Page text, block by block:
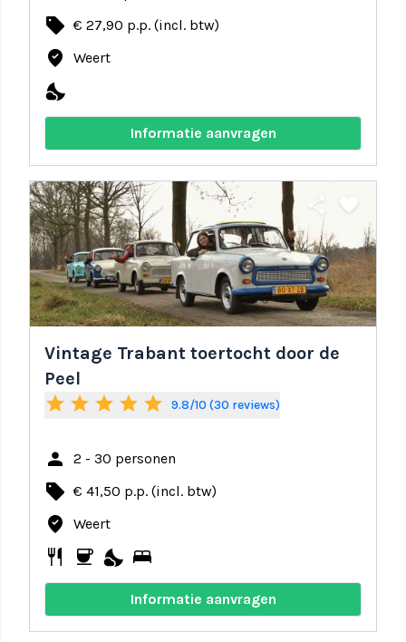
local_offer € 27,90 p.p. (incl. btw)
where_to_vote Weert
nights_stay
Informatie aanvragen
share favorite
Vintage Trabant toertocht door de
Peel
star star star star star 9.8/10 (30 reviews)
person 2 - 30 personen
local_offer € 41,50 p.p. (incl. btw)
where_to_vote Weert
restaurant coffee nights_stay bed
Informatie aanvragen